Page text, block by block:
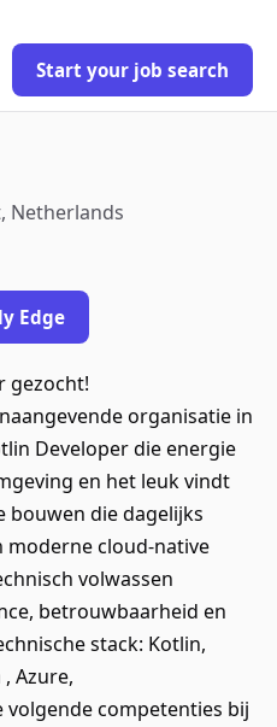
Start your job search
Netherlands
Edge
gezocht!
organisatie in
Developer die energie
en het leuk vindt
bouwen die dagelijks
moderne cloud‑native
volwassen
betrouwbaarheid en
stack: Kotlin,
Azure,
volgende competenties bij